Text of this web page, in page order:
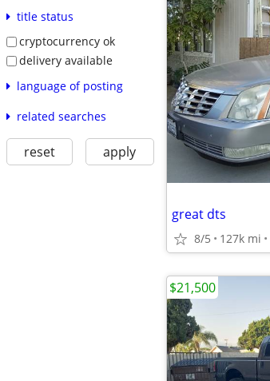
title status
cryptocurrency ok
delivery available
language of posting
related searches
reset apply
great dts
8/5 127k mi
$21,500